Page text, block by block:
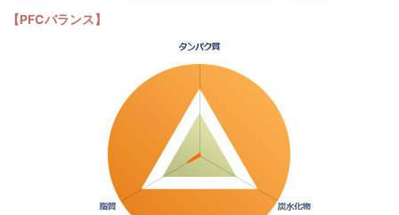
【PFCバランス】